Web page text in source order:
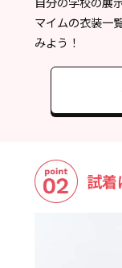
マイムの衣装一
みよう！
試着